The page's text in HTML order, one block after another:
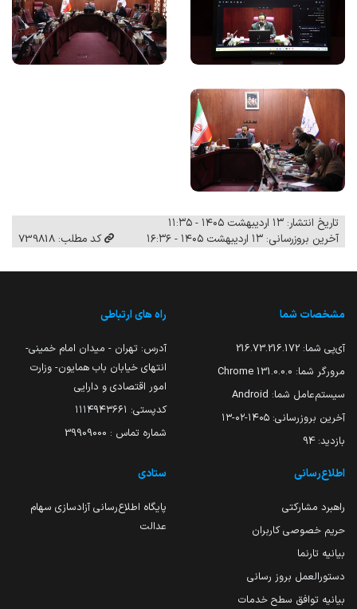
تاریخ انتشار: ۱۳ اردیبهشت ۱۴۰۵ - ۱۱:۳۵
آخرین بروزرسانی: ۱۳ اردیبهشت ۱۴۰۵ - ۱۶:۳۶
کد مطلب: 739818
مشخصات شما
آی‌پی شما: 216.73.216.172
مرورگر شما: 131.0.0.0 Chrome
سیستم‌عامل شما: Android
آخرین بروزرسانی: ۱۴۰۵-۰۲-۱۳
بازدید: 94
راه های ارتباطی
آدرس: تهران - میدان امام خمینی-
انتهای خیابان باب همایون- وزارت
امور اقتصادی و دارایی
کدپستی: ۱۱۱۴۹۴۳۶۶۱
شماره تماس : 39909000
اطلاع‌رسانی
راهبرد مشارکتی
حریم خصوصی کاربران
بیانیه تارنما
دستورالعمل بروز رسانی
بیانیه توافق سطح خدمات
ستادی
پایگاه اطلاع‌رسانی آزادسازی سهام
عدالت